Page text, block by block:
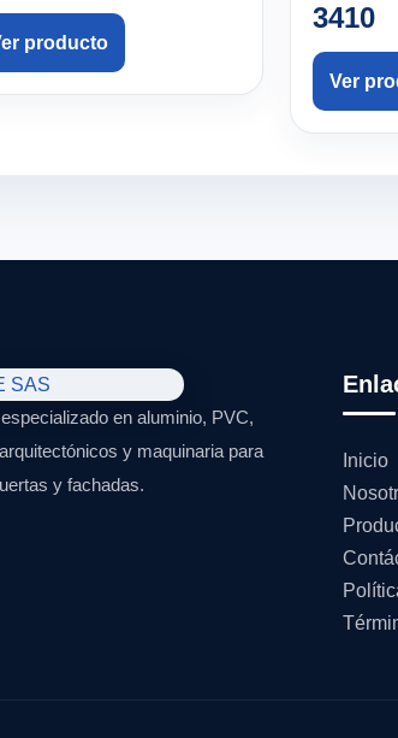
producto
3410
Ver
en aluminio, PVC,
y maquinaria para
y fachadas.
Inicio